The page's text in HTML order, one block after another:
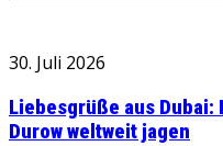
30. Juli 2026
Liebesgrüße aus
Durow weltweit jagen